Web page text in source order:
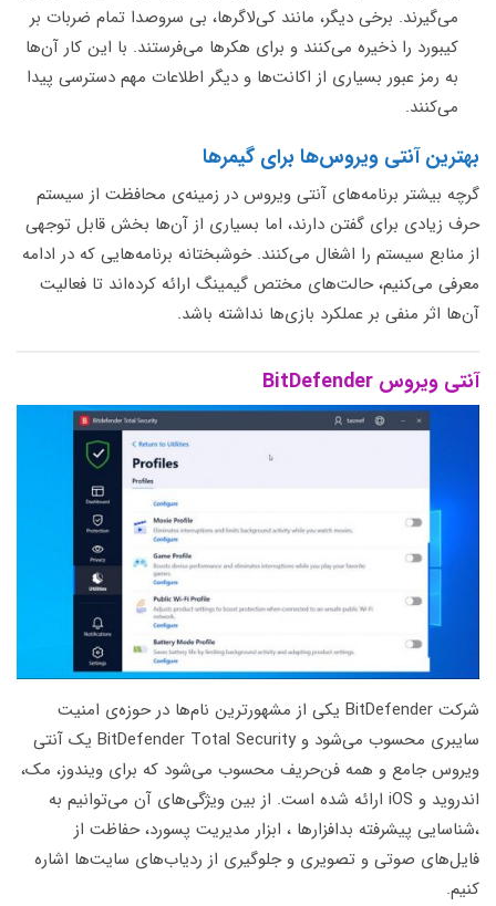
می‌گیرند. برخی دیگر، مانند کی‌لاگرها، بی سروصدا تمام ضربات بر
کیبورد را ذخیره می‌کنند و برای هکرها می‌فرستند. با این کار آن‌ها
به رمز عبور بسیاری از اکانت‌ها و دیگر اطلاعات مهم دسترسی پیدا
می‌کنند.
بهترین آنتی ویروس‌ها برای گیمرها
گرچه بیشتر برنامه‌های آنتی ویروس در زمینه‌ی محافظت از سیستم
حرف زیادی برای گفتن دارند، اما بسیاری از آن‌ها بخش قابل توجهی
از منابع سیستم را اشغال می‌کنند. خوشبختانه برنامه‌هایی که در ادامه
معرفی می‌کنیم، حالت‌های مختص گیمینگ ارائه کرده‌اند تا فعالیت
آن‌ها اثر منفی بر عملکرد بازی‌ها نداشته باشد.
آنتی ویروس BitDefender
شرکت BitDefender یکی از مشهورترین نام‌ها در حوزه‌ی امنیت
سایبری محسوب می‌شود و BitDefender Total Security یک آنتی
ویروس جامع و همه‌ فن‌حریف محسوب می‌شود که برای ویندوز، مک،
اندروید و iOS ارائه شده است. از بین ویژگی‌های آن می‌توانیم به
،شناسایی پیشرفته بدافزارها ، ابزار مدیریت پسورد، حفاظت از
فایل‌های صوتی و تصویری و جلوگیری از ردیاب‌های سایت‌ها اشاره
کنیم.